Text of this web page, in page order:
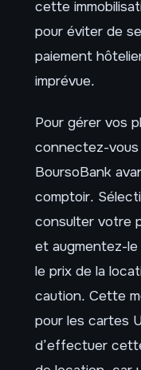
cette
pour éviter de
paiement
imprévue.
Pour gérer vos
connectez-
BoursoBank
comptoir.
consulter votre
et augmentez-
le prix de la
caution. Cette
pour les cartes
d’effectuer